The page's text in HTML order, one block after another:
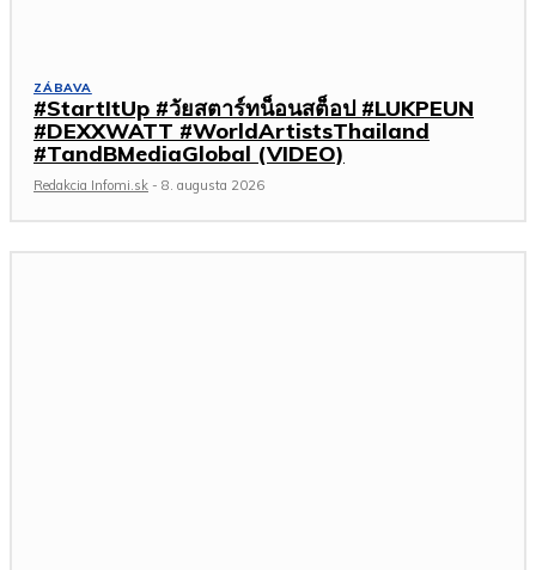
ZÁBAVA
#StartItUp #วัยสตาร์ทน็อนสต็อป #LUKPEUN
#DEXXWATT #WorldArtistsThailand
#TandBMediaGlobal (VIDEO)
Redakcia Infomi.sk - 8. augusta 2026